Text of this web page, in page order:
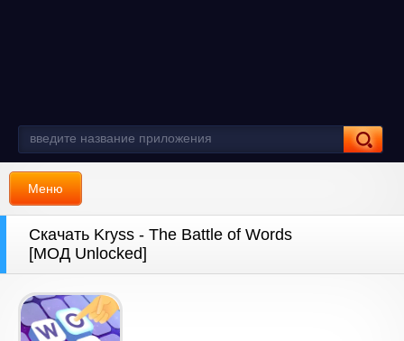
Меню
Скачать Kryss - The Battle of Words
[МОД Unlocked]